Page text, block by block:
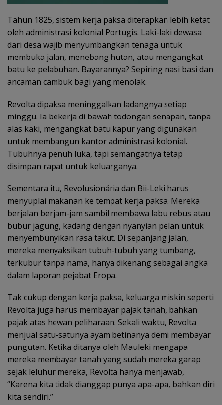
Tahun 1825, sistem kerja paksa diterapkan lebih ketat
oleh administrasi kolonial Portugis. Laki-laki dewasa
dari desa wajib menyumbangkan tenaga untuk
membuka jalan, menebang hutan, atau mengangkat
batu ke pelabuhan. Bayarannya? Sepiring nasi basi dan
ancaman cambuk bagi yang menolak.
Revolta dipaksa meninggalkan ladangnya setiap
minggu. Ia bekerja di bawah todongan senapan, tanpa
alas kaki, mengangkat batu kapur yang digunakan
untuk membangun kantor administrasi kolonial.
Tubuhnya penuh luka, tapi semangatnya tetap
disimpan rapat untuk keluarganya.
Sementara itu, Revolusionária dan Bii-Leki harus
menyuplai makanan ke tempat kerja paksa. Mereka
berjalan berjam-jam sambil membawa labu rebus atau
bubur jagung, kadang dengan nyanyian pelan untuk
menyembunyikan rasa takut. Di sepanjang jalan,
mereka menyaksikan tubuh-tubuh yang tumbang,
terkubur tanpa nama, hanya dikenang sebagai angka
dalam laporan pejabat Eropa.
Tak cukup dengan kerja paksa, keluarga miskin seperti
Revolta juga harus membayar pajak tanah, bahkan
pajak atas hewan peliharaan. Sekali waktu, Revolta
menjual satu-satunya ayam betinanya demi membayar
pungutan. Ketika ditanya oleh Mauleki mengapa
mereka membayar tanah yang sudah mereka garap
sejak leluhur mereka, Revolta hanya menjawab,
“Karena kita tidak dianggap punya apa-apa, bahkan diri
kita sendiri.”